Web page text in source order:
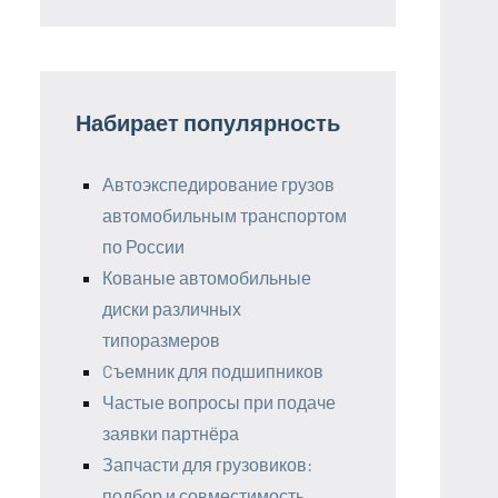
Набирает популярность
Автоэкспедирование грузов
автомобильным транспортом
по России
Кованые автомобильные
диски различных
типоразмеров
Cъемник для подшипников
Частые вопросы при подаче
заявки партнёра
Запчасти для грузовиков: